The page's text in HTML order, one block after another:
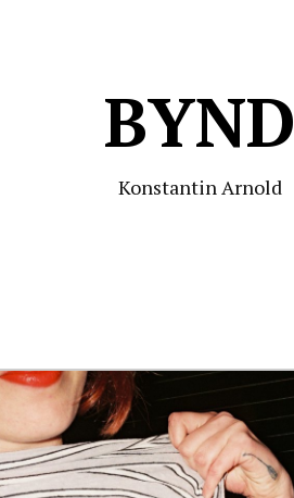
BYND
Konstantin Arnold